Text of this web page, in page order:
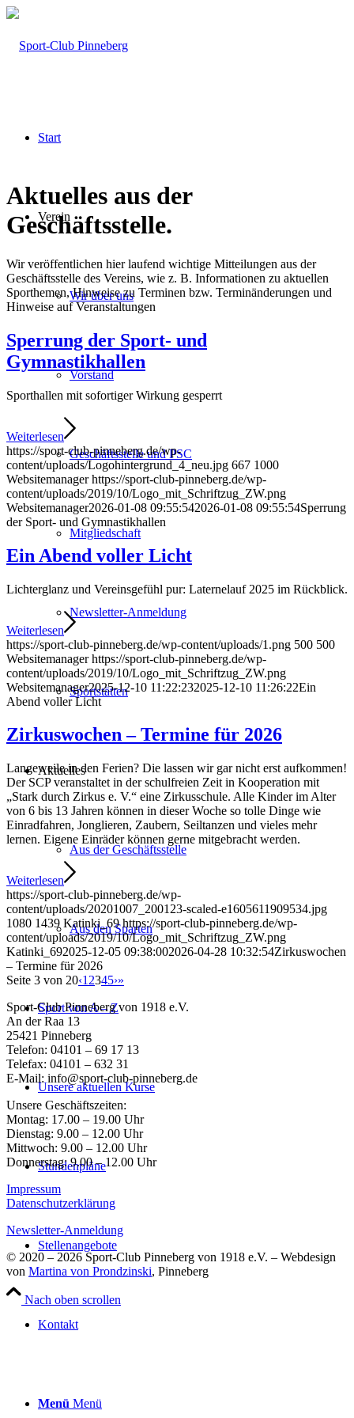
Start
Verein
Wir über uns
Vorstand
Geschäftsstelle und PSC
Mitgliedschaft
Newsletter-Anmeldung
Sportstätten
Aktuelles
Aus der Geschäftsstelle
Aus den Sparten
Sport von A – Z
Unsere aktuellen Kurse
Stundenpläne
Stellenangebote
Kontakt
Menü Menü
Aktuelles aus der
Geschäftsstelle.
Wir veröffentlichen hier laufend wichtige Mitteilungen aus der
Geschäftsstelle des Vereins, wie z. B. Informationen zu aktuellen
Sporthemen, Hinweise zu Terminen bzw. Terminänderungen und
Hinweise auf Veranstaltungen
Sperrung der Sport- und
Gymnastikhallen
Sporthallen mit sofortiger Wirkung gesperrt
Weiterlesen
https://sport-club-pinneberg.de/wp-
content/uploads/Logohintergrund_4_neu.jpg 667 1000
Websitemanager https://sport-club-pinneberg.de/wp-
content/uploads/2019/10/Logo_mit_Schriftzug_ZW.png
Websitemanager2026-01-08 09:55:542026-01-08 09:55:54Sperrung
der Sport- und Gymnastikhallen
Ein Abend voller Licht
Lichterglanz und Vereinsgefühl pur: Laternelauf 2025 im Rückblick.
Weiterlesen
https://sport-club-pinneberg.de/wp-content/uploads/1.png 500 500
Websitemanager https://sport-club-pinneberg.de/wp-
content/uploads/2019/10/Logo_mit_Schriftzug_ZW.png
Websitemanager2025-12-10 11:22:232025-12-10 11:26:22Ein
Abend voller Licht
Zirkuswochen – Termine für 2026
Langeweile in den Ferien? Die lassen wir gar nicht erst aufkommen!
Der SCP veranstaltet in der schulfreien Zeit in Kooperation mit
„Stark durch Zirkus e. V.“ eine Zirkusschule. Alle Kinder im Alter
von 6 bis 13 Jahren können in dieser Woche so tolle Dinge wie
Einradfahren, Jonglieren, Zaubern, Seiltanzen und vieles mehr
lernen. Eigene Einräder können gerne mitgebracht werden.
Weiterlesen
https://sport-club-pinneberg.de/wp-
content/uploads/20201007_200123-scaled-e1605611909534.jpg
1080 1439 Katinki_69 https://sport-club-pinneberg.de/wp-
content/uploads/2019/10/Logo_mit_Schriftzug_ZW.png
Katinki_692025-12-05 09:38:002026-04-28 10:32:54Zirkuswochen
– Termine für 2026
Seite 3 von 20‹1 2345›»
Sport-Club Pinneberg von 1918 e.V.
An der Raa 13
25421 Pinneberg
Telefon: 04101 – 69 17 13
Telefax: 04101 – 632 31
E-Mail: info@sport-club-pinneberg.de
Unsere Geschäftszeiten:
Montag: 17.00 – 19.00 Uhr
Dienstag: 9.00 – 12.00 Uhr
Mittwoch: 9.00 – 12.00 Uhr
Donnerstag: 9.00 – 12.00 Uhr
Impressum
Datenschutzerklärung
Newsletter-Anmeldung
© 2020 – 2026 Sport-Club Pinneberg von 1918 e.V. – Webdesign
von Martina von Prondzinski, Pinneberg
Nach oben scrollen